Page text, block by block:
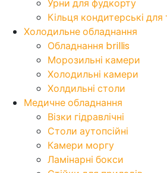
Урни для фудкорту
Кільця кондитерські для
Холодильне обладнання
Обладнання brillis
Морозильні камери
Холодильні камери
Холдильні столи
Медичне обладнання
Візки гідравлічні
Столи аутопсійні
Камери моргу
Ламінарні бокси